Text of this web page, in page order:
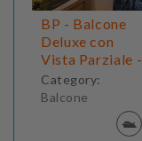
BP - Balcone
Deluxe con
Vista Parziale -
Category:
Balcone